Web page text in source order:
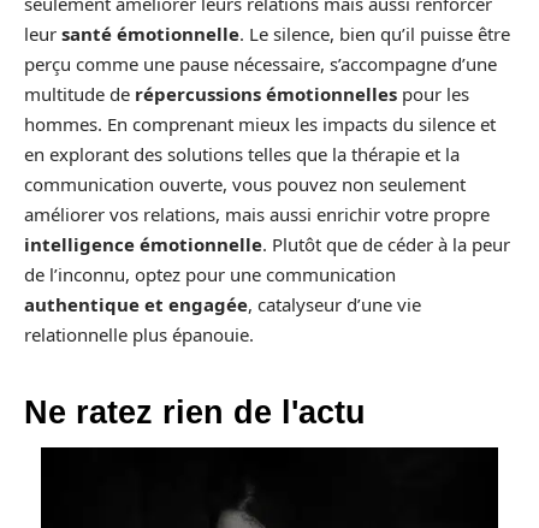
leur santé émotionnelle. Le silence, bien qu’il puisse être
perçu comme une pause nécessaire, s’accompagne d’une
multitude de répercussions émotionnelles pour les
hommes. En comprenant mieux les impacts du silence et
en explorant des solutions telles que la thérapie et la
communication ouverte, vous pouvez non seulement
améliorer vos relations, mais aussi enrichir votre propre
intelligence émotionnelle. Plutôt que de céder à la peur
de l’inconnu, optez pour une communication
authentique et engagée, catalyseur d’une vie
relationnelle plus épanouie.
Ne ratez rien de l'actu